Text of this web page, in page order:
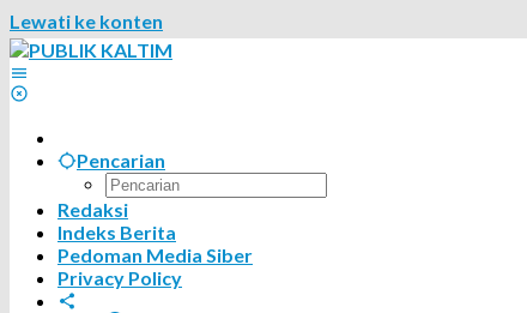
Lewati ke konten
Pencarian
Redaksi
Indeks Berita
Pedoman Media Siber
Privacy Policy